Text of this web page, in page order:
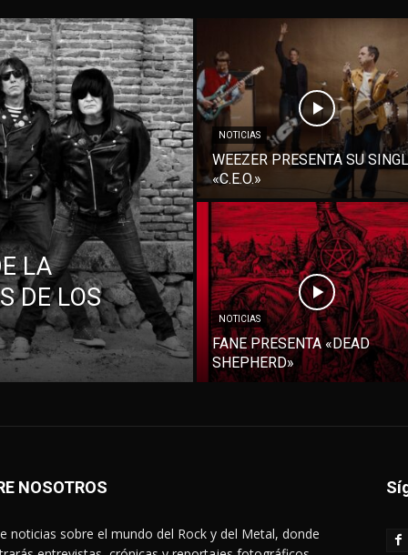
LA
DE LOS
NOTICIAS
WEEZER PRESENTA SU
«C.E.O.»
NOTICIAS
FANE PRESENTA «DEAD
SHEPHERD»
NOSOTROS
noticias sobre el mundo del Rock y del Metal, donde